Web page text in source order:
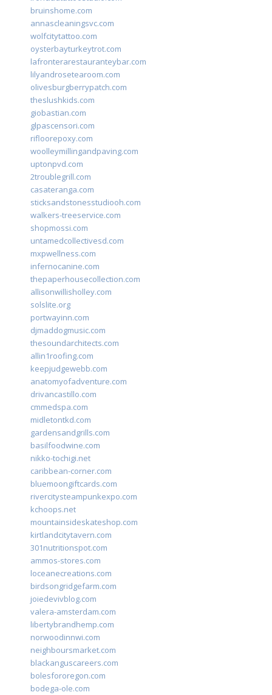
bruinshome.com
annascleaningsvc.com
wolfcitytattoo.com
oysterbayturkeytrot.com
lafronterarestauranteybar.com
lilyandrosetearoom.com
olivesburgberrypatch.com
theslushkids.com
giobastian.com
glpascensori.com
rifloorepoxy.com
woolleymillingandpaving.com
uptonpvd.com
2troublegrill.com
casateranga.com
sticksandstonesstudiooh.com
walkers-treeservice.com
shopmossi.com
untamedcollectivesd.com
mxpwellness.com
infernocanine.com
thepaperhousecollection.com
allisonwillisholley.com
solslite.org
portwayinn.com
djmaddogmusic.com
thesoundarchitects.com
allin1roofing.com
keepjudgewebb.com
anatomyofadventure.com
drivancastillo.com
cmmedspa.com
midletontkd.com
gardensandgrills.com
basilfoodwine.com
nikko-tochigi.net
caribbean-corner.com
bluemoongiftcards.com
rivercitysteampunkexpo.com
kchoops.net
mountainsideskateshop.com
kirtlandcitytavern.com
301nutritionspot.com
ammos-stores.com
loceanecreations.com
birdsongridgefarm.com
joiedevivblog.com
valera-amsterdam.com
libertybrandhemp.com
norwoodinnwi.com
neighboursmarket.com
blackanguscareers.com
bolesfororegon.com
bodega-ole.com